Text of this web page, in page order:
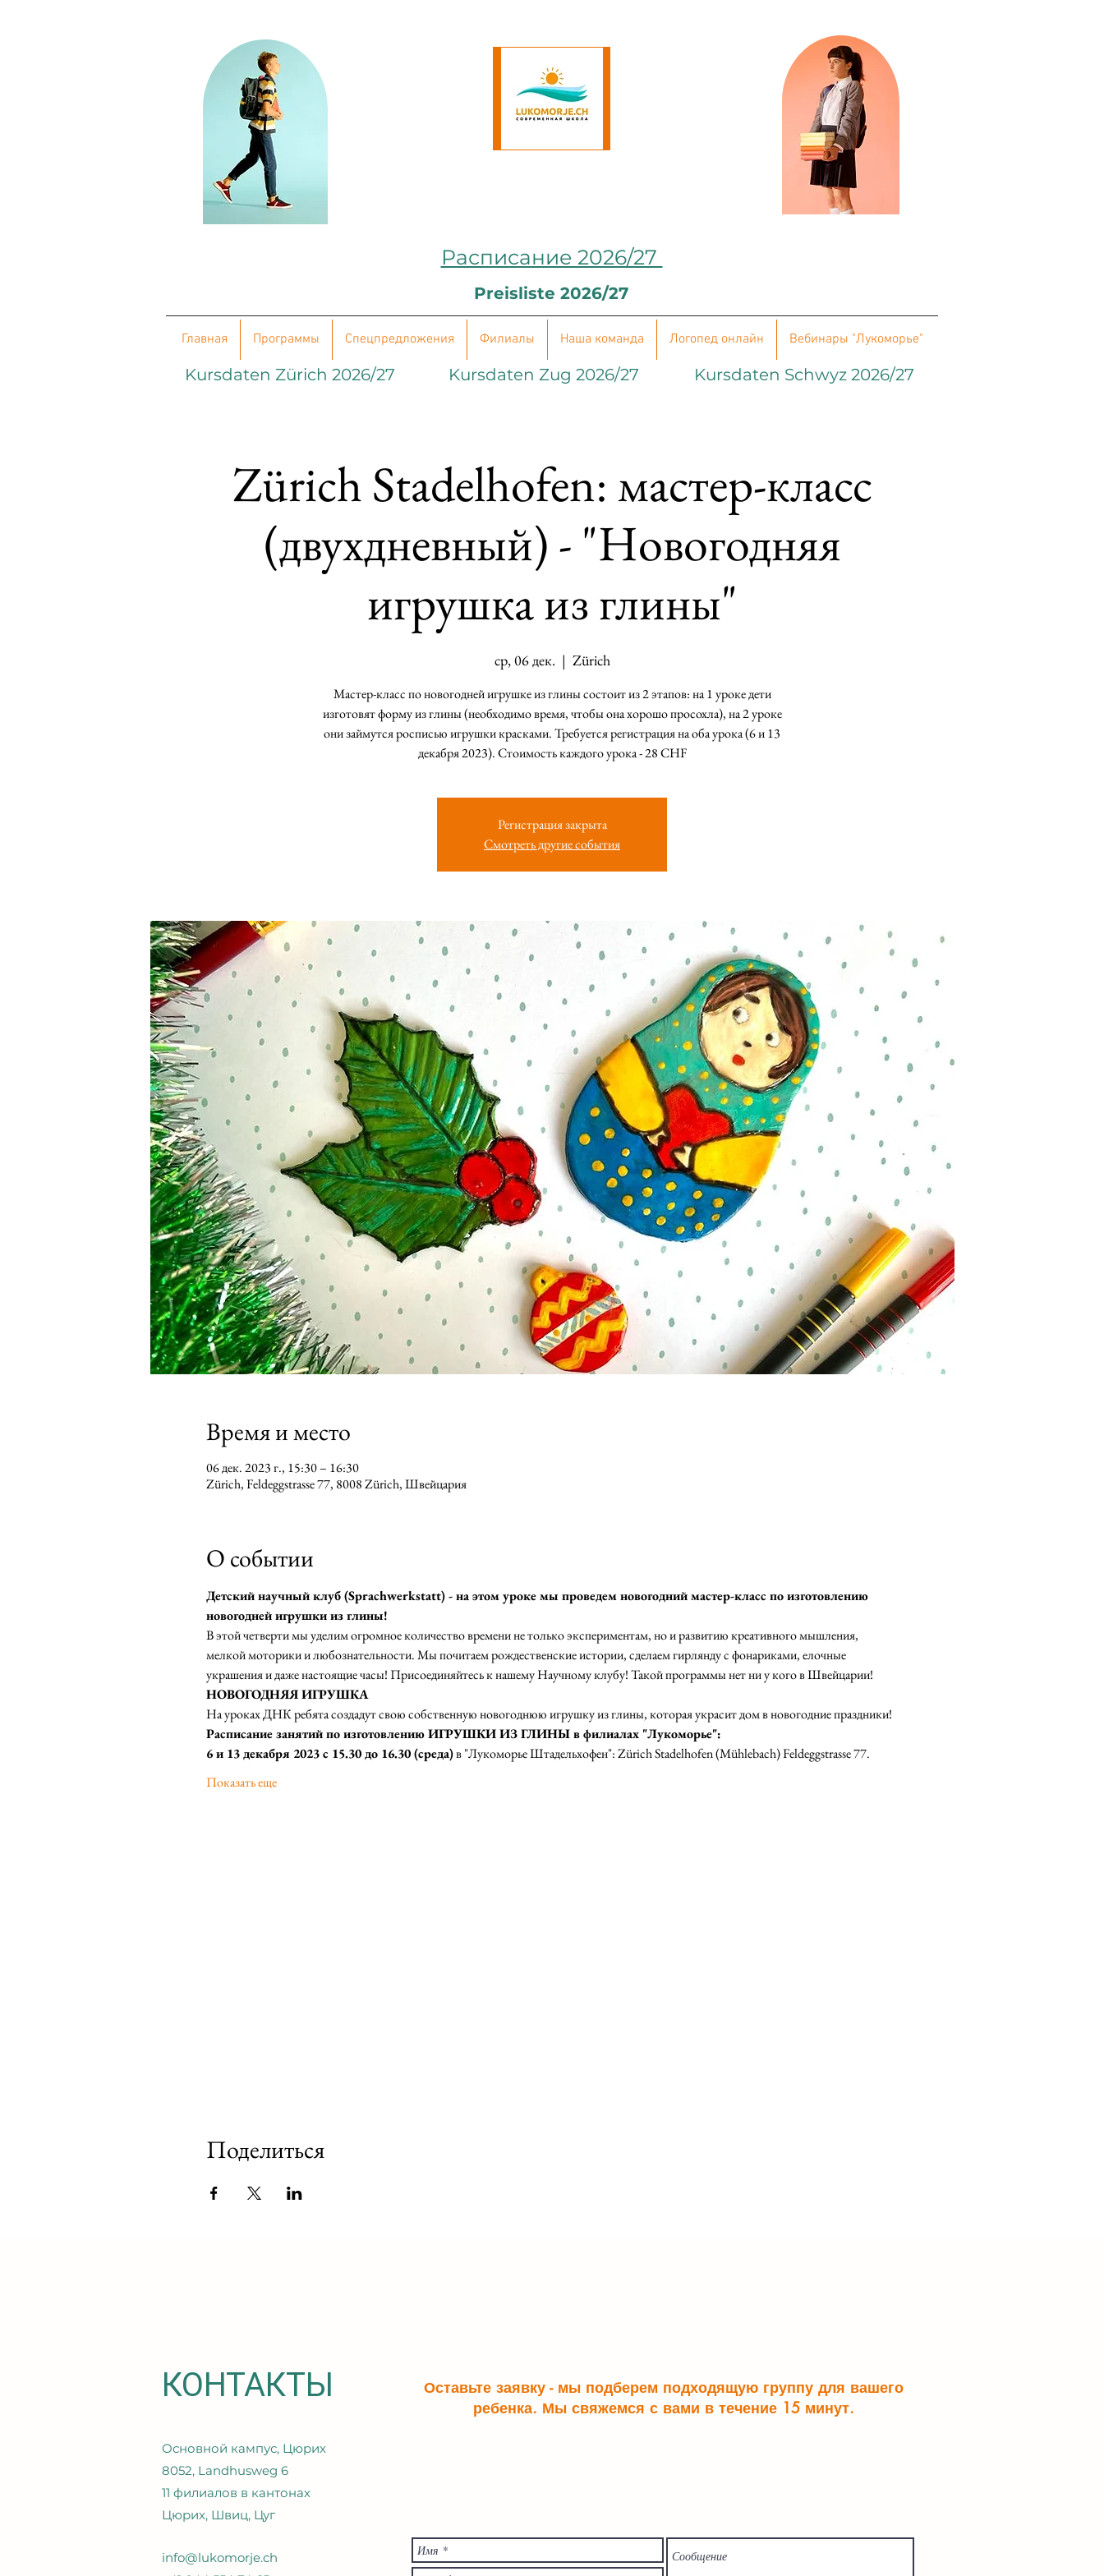
Расписание 2026/27
Preisliste 2026/27
Главная Программы Cпецпредложения Филиалы Наша команда Логопед онлайн Вебинары "Лукоморье"
Kursdaten Zürich 2026/27 Kursdaten Zug 2026/27 Kursdaten Schwyz 2026/27
Zürich Stadelhofen: мастер-класс
(двухдневный) - "Новогодняя
игрушка из глины"
ср, 06 дек.
  |
Zürich
Мастер-класс по новогодней игрушке из глины состоит из 2 этапов: на 1 уроке дети
изготовят форму из глины (необходимо время, чтобы она хорошо просохла), на 2 уроке
они займутся росписью игрушки красками. Требуется регистрация на оба урока (6 и 13
декабря 2023). Стоимость каждого урока - 28 CHF
Регистрация закрыта
Смотреть другие события
Время и место
06 дек. 2023 г., 15:30 – 16:30
Zürich, Feldeggstrasse 77, 8008 Zürich, Швейцария
О событии
Детский научный клуб (Sprachwerkstatt) - на этом уроке мы проведем новогодний мастер-класс по изготовлению
новогодней игрушки из глины!
В этой четверти мы уделим огромное количество времени не только экспериментам, но и развитию креативного мышления,
мелкой моторики и любознательности. Мы почитаем рождественские истории, сделаем гирлянду с фонариками, елочные
украшения и даже настоящие часы! Присоединяйтесь к нашему Научному клубу! Такой программы нет ни у кого в Швейцарии!
НОВОГОДНЯЯ ИГРУШКА
На уроках ДНК ребята создадут свою собственную новогоднюю игрушку из глины, которая украсит дом в новогодние праздники!
Расписание занятий по изготовлению ИГРУШКИ ИЗ ГЛИНЫ в филиалах "Лукоморье":
6 и 13 декабря 2023 с 15.30 до 16.30 (среда) в "Лукоморье Штадельхофен": Zürich Stadelhofen (Mühlebach) Feldeggstrasse 77.
Показать еще
Поделиться
КОНТАКТЫ
Оставьте заявку - мы подберем подходящую группу для вашего
ребенка. Мы свяжемся с вами в течение 15 минут.
Основной кампус, Цюрих
8052, Landhusweg 6
11 филиалов в кантонах
Цюрих, Швиц, Цуг
info@lukomorje.ch